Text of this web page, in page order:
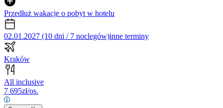
Przedłuż wakacje o pobyt w hotelu
02.01.2027 (10 dni / 7 noclegów)inne terminy
Kraków
All inclusive
7 695zł/os.